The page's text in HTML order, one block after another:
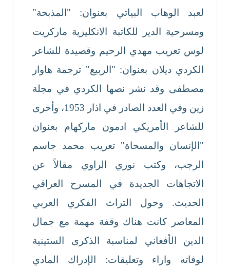
لعبد الوهاب البياتي بعنوان: "المذبحة"
ومسرحية الدير للكاتبة الانكليزية ماركريت
لوس تعريب مهدي الرحيم وقصيدة للشاعر
الكردي ديلان بعنوان: "الربيع" ترجمة هاوار
مصطفى وقد نشر نصها الكردي في مجلة
زين وفي العدد الصادر في اذار 1953، وأخرى
للشاعر الأمريكي ادمون ماركهام بعنوان
"الإنسان والمسحاة" تعريب محمد جاسم
الرجب، وكتب نوري الراوي مقالاً عن
الاتجاهات الجديدة في المسرح العراقي
الحديث. وحول التراث الفكري العربي
المعاصر كانت هناك وقفة مهمة مع جمال
الدين الأفغاني لمناسبة الذكرى الستينية
لوفاته واراء وتعليقات: الإدراك المادي